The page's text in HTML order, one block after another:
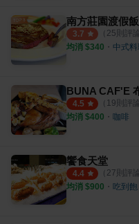
南方莊園渡假
3.7 （ 25則評
均消 $340 ・ 中式料
BUNA CAF'E
4.5 （ 19則評
均消 $400 ・ 咖啡
饗食天堂
4.4 （ 27則評
均消 $900 ・ 吃到飽